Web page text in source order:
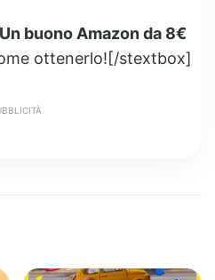
Un buono Amazon da 8€
ottenerlo![/stextbox]